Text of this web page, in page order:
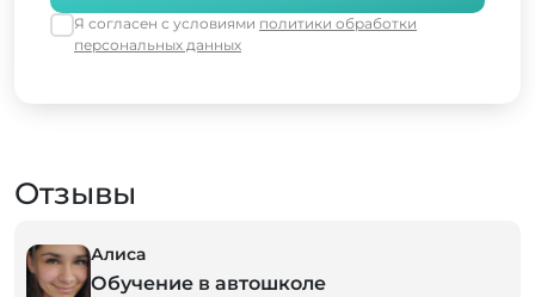
Я согласен с условиями политики обработки
персональных данных
Отзывы
Алиса
Обучение в автошколе